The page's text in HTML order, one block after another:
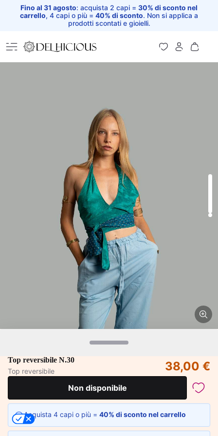
Fino al 31 agosto: acquista 2 capi = 30% di sconto nel
carrello, 4 capi o più = 40% di sconto. Non si applica a
prodotti scontati e gioielli.
Home
Top reversibile N.30
Top reversibile
38,00 €
Non disponibile
Acquista 4 capi o più = 40% di sconto nel carrello